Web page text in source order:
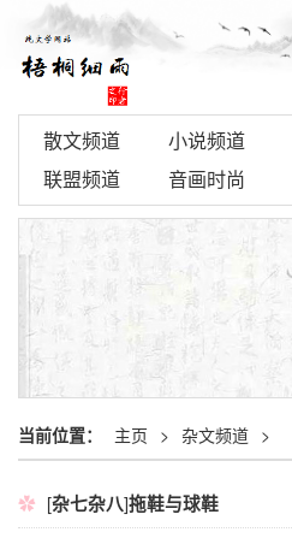
散文频道 小说频道
联盟频道
音画时尚
当前位置： 主页 > 杂文频道 >
[杂七杂八]拖鞋与球鞋